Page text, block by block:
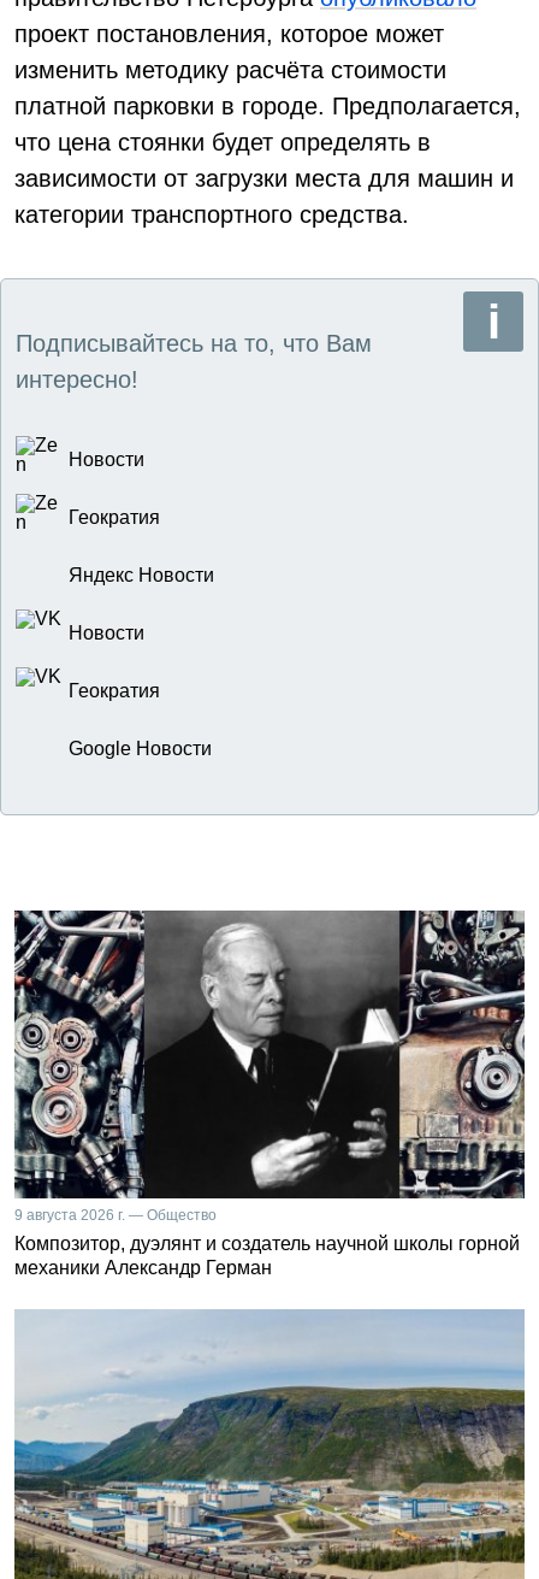
проект постановления, которое может
изменить методику расчёта стоимости
платной парковки в городе. Предполагается,
что цена стоянки будет определять в
зависимости от загрузки места для машин и
категории транспортного средства.
Подписывайтесь на то, что Вам
интересно!
Новости
Геократия
Яндекс Новости
Новости
Геократия
Google Новости
9 августа 2026 г. — Общество
Композитор, дуэлянт и создатель научной школы горной
механики Александр Герман